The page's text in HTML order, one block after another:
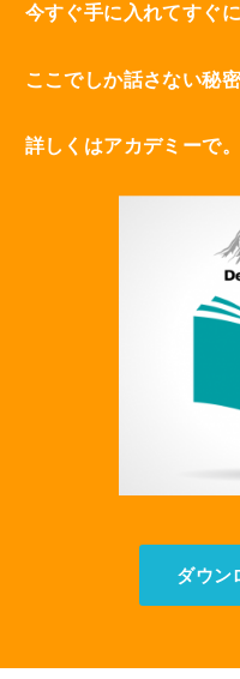
今すぐ手に入れてすぐ
ここでしか話さない秘
詳しくはアカデミーで。
ダウン